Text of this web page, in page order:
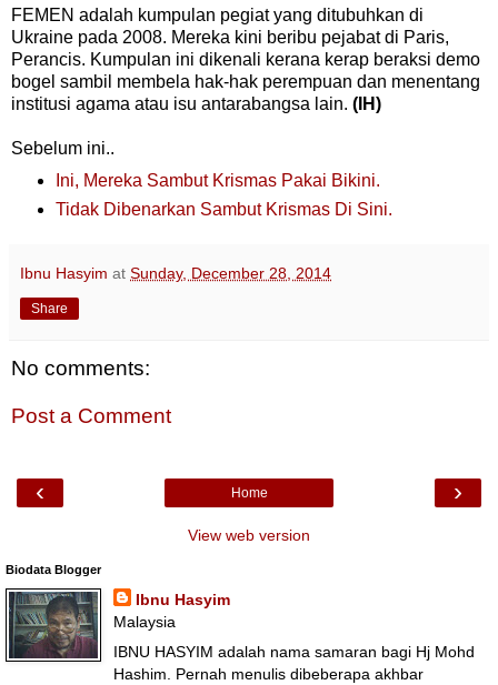
FEMEN adalah kumpulan pegiat yang ditubuhkan di
Ukraine pada 2008. Mereka kini beribu pejabat di Paris,
Perancis. Kumpulan ini dikenali kerana kerap beraksi demo
bogel sambil membela hak-hak perempuan dan menentang
institusi agama atau isu antarabangsa lain. (IH)
Sebelum ini..
Ini, Mereka Sambut Krismas Pakai Bikini.
Tidak Dibenarkan Sambut Krismas Di Sini.
Ibnu Hasyim at Sunday, December 28, 2014
Share
No comments:
Post a Comment
‹ ›
Home
View web version
Biodata Blogger
Ibnu Hasyim
Malaysia
IBNU HASYIM adalah nama samaran bagi Hj Mohd
Hashim. Pernah menulis dibeberapa akhbar